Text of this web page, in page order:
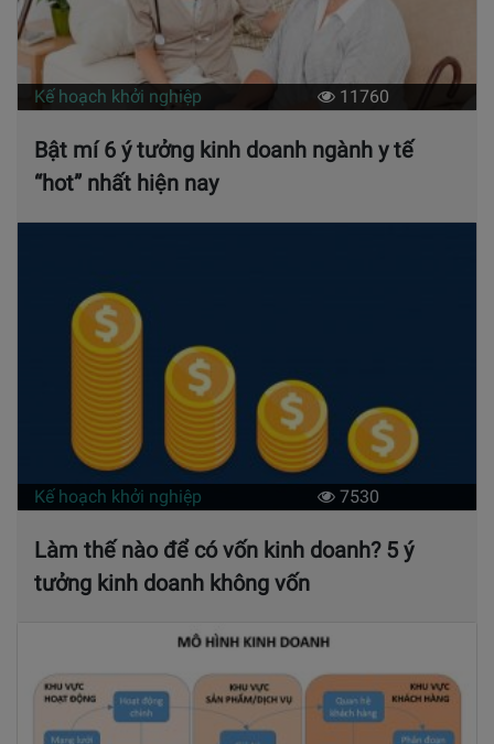
Kế hoạch khởi nghiệp 11760
Bật mí 6 ý tưởng kinh doanh ngành y tế
“hot” nhất hiện nay
Kế hoạch khởi nghiệp 7530
Làm thế nào để có vốn kinh doanh? 5 ý
tưởng kinh doanh không vốn